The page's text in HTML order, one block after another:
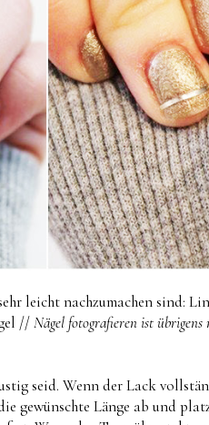
leicht nachzumachen sind:
//Nägel fotografieren ist
seid. Wenn der Lack
gewünschte Länge ab und